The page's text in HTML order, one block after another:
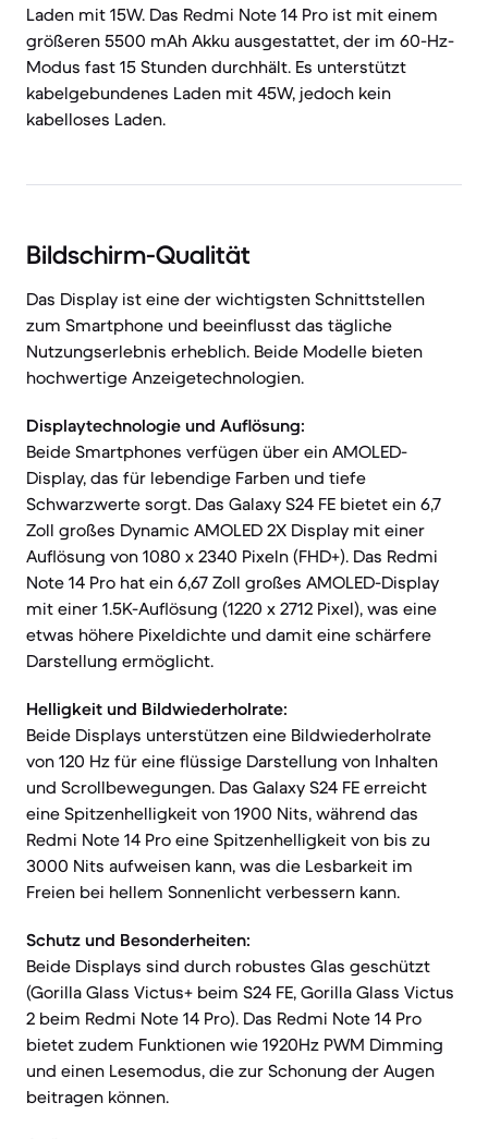
Laden mit 15W. Das Redmi Note 14 Pro ist mit einem
größeren 5500 mAh Akku ausgestattet, der im 60-Hz-
Modus fast 15 Stunden durchhält. Es unterstützt
kabelgebundenes Laden mit 45W, jedoch kein
kabelloses Laden.
Bildschirm-Qualität
Das Display ist eine der wichtigsten Schnittstellen
zum Smartphone und beeinflusst das tägliche
Nutzungserlebnis erheblich. Beide Modelle bieten
hochwertige Anzeigetechnologien.
Displaytechnologie und Auflösung:
Beide Smartphones verfügen über ein AMOLED-
Display, das für lebendige Farben und tiefe
Schwarzwerte sorgt. Das Galaxy S24 FE bietet ein 6,7
Zoll großes Dynamic AMOLED 2X Display mit einer
Auflösung von 1080 x 2340 Pixeln (FHD+). Das Redmi
Note 14 Pro hat ein 6,67 Zoll großes AMOLED-Display
mit einer 1.5K-Auflösung (1220 x 2712 Pixel), was eine
etwas höhere Pixeldichte und damit eine schärfere
Darstellung ermöglicht.
Helligkeit und Bildwiederholrate:
Beide Displays unterstützen eine Bildwiederholrate
von 120 Hz für eine flüssige Darstellung von Inhalten
und Scrollbewegungen. Das Galaxy S24 FE erreicht
eine Spitzenhelligkeit von 1900 Nits, während das
Redmi Note 14 Pro eine Spitzenhelligkeit von bis zu
3000 Nits aufweisen kann, was die Lesbarkeit im
Freien bei hellem Sonnenlicht verbessern kann.
Schutz und Besonderheiten:
Beide Displays sind durch robustes Glas geschützt
(Gorilla Glass Victus+ beim S24 FE, Gorilla Glass Victus
2 beim Redmi Note 14 Pro). Das Redmi Note 14 Pro
bietet zudem Funktionen wie 1920Hz PWM Dimming
und einen Lesemodus, die zur Schonung der Augen
beitragen können.